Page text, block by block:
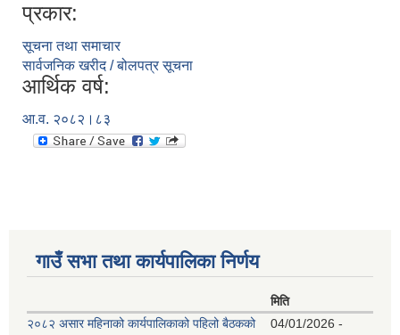
प्रकार:
सूचना तथा समाचार
सार्वजनिक खरीद / बोलपत्र सूचना
आर्थिक वर्ष:
आ.व. २०८२।८३
गाउँ सभा तथा कार्यपालिका निर्णय
मिति
२०८२ असार महिनाको कार्यपालिकाको पहिलो बैठकको
04/01/2026 -